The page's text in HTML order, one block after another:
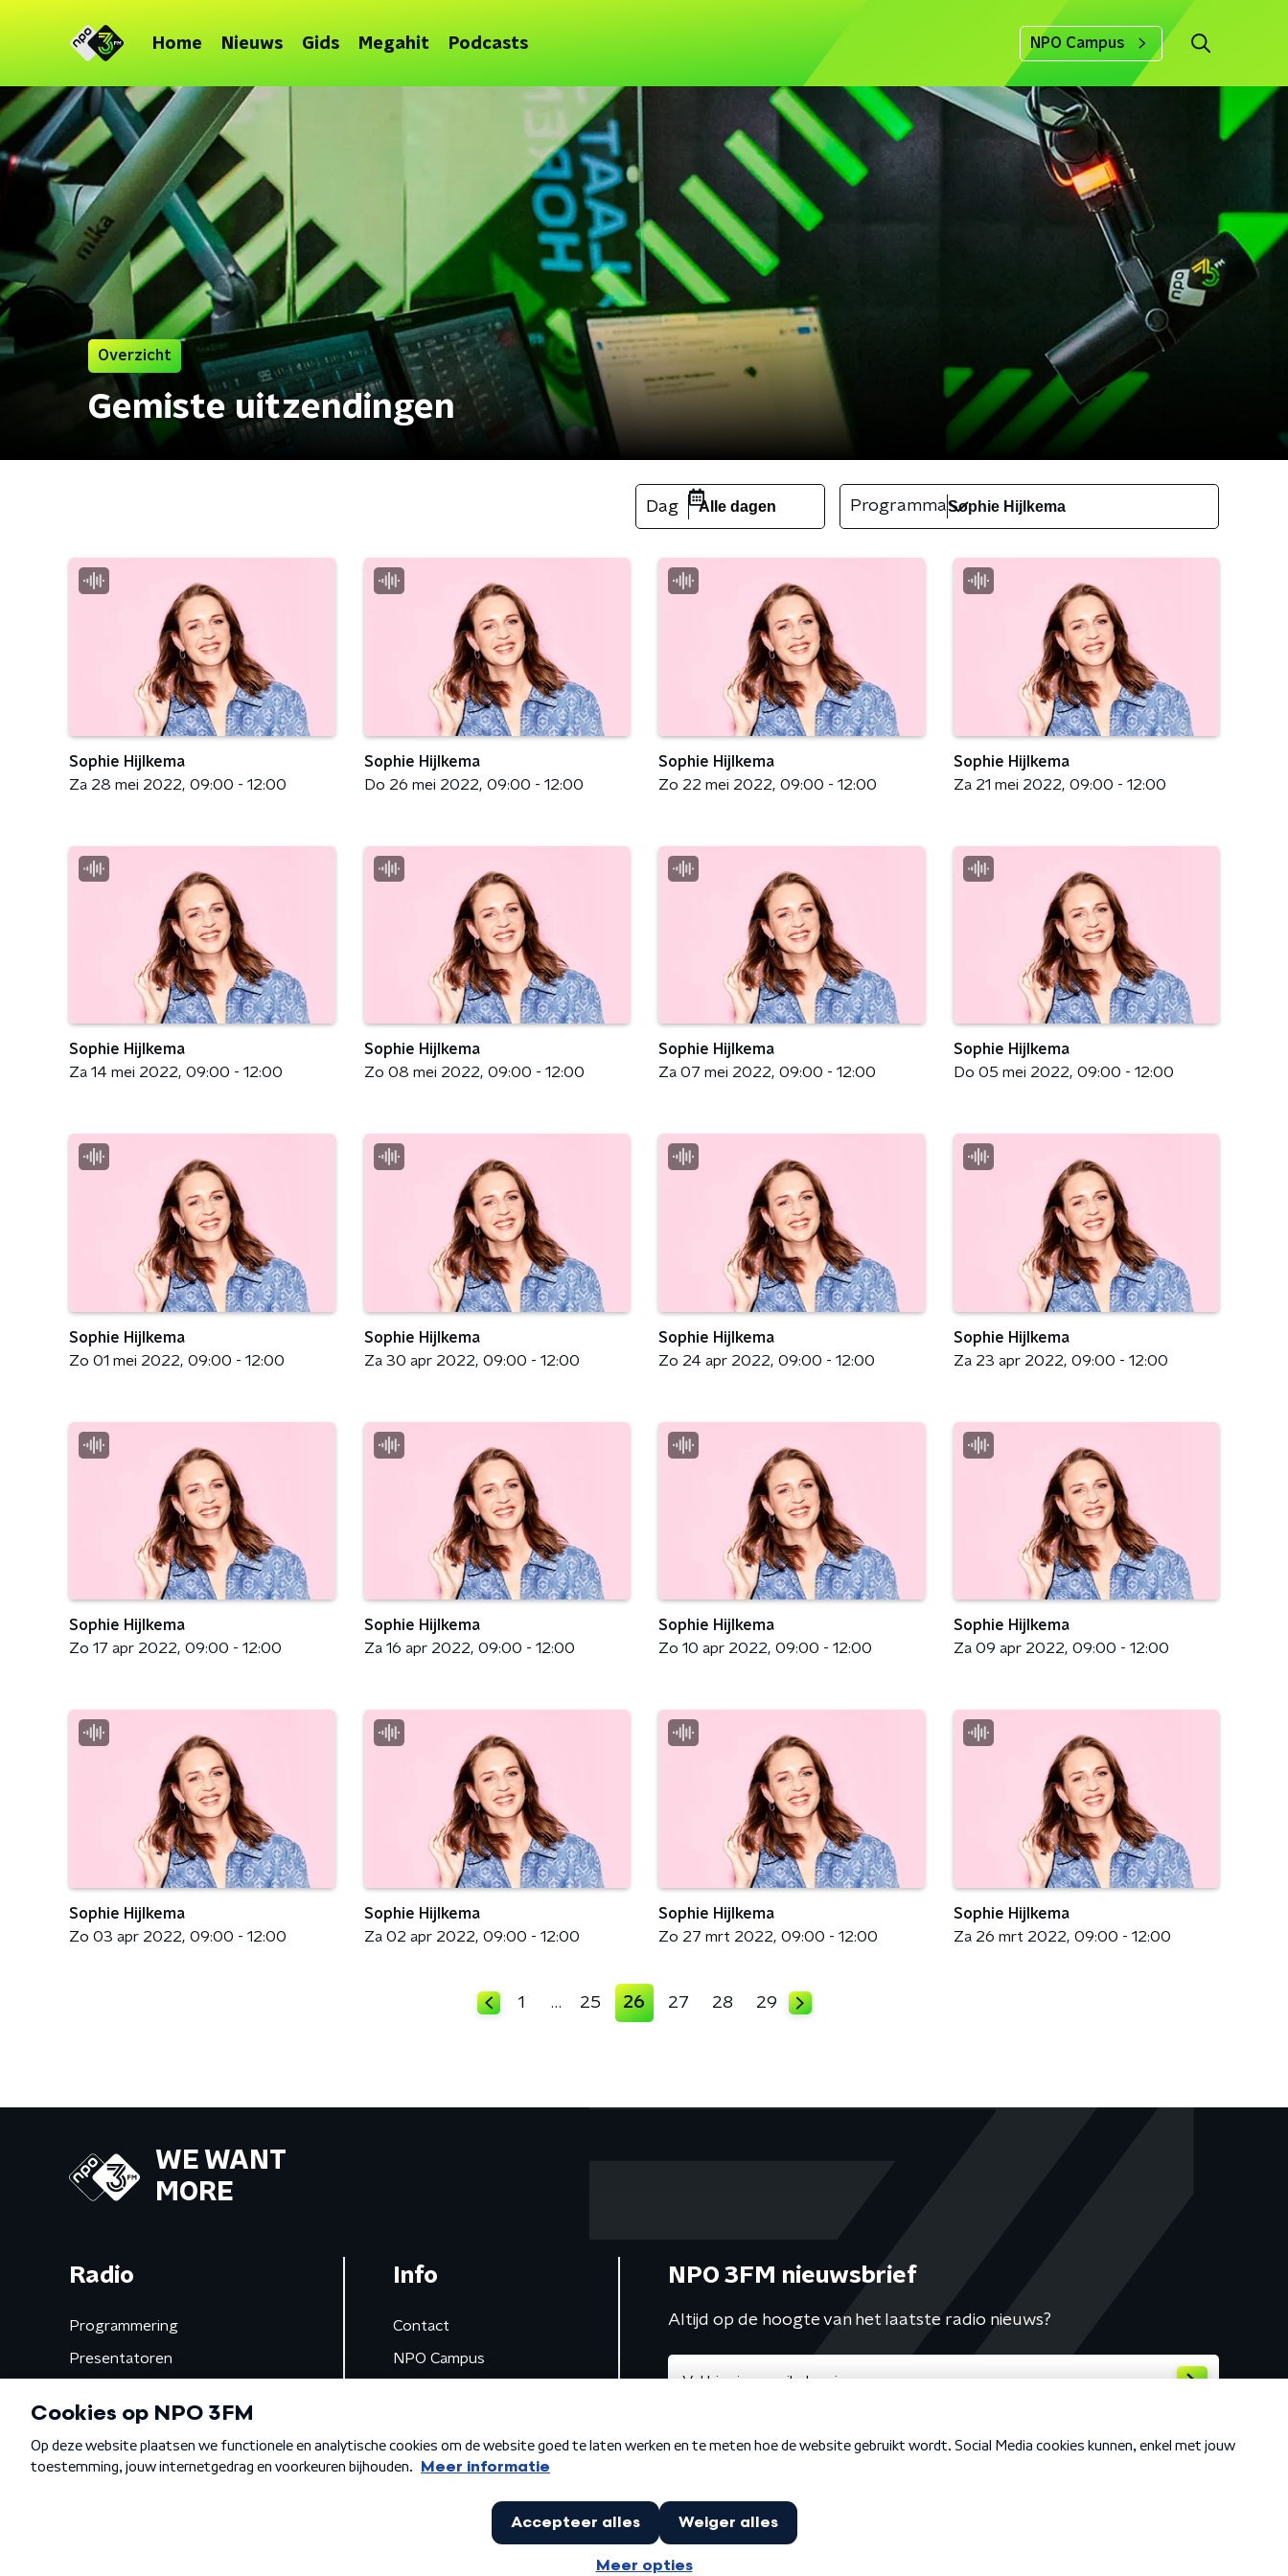
Home Nieuws Gids Megahit Podcasts NPO Campus
Overzicht
Gemiste uitzendingen
Dag Alle dagen Programma
Sophie Hijlkema
Za 28 mei 2022 09:00 - 12:00
Sophie Hijlkema
Do 26 mei 2022 09:00 - 12:00
Sophie Hijlkema
Zo 22 mei 2022 09:00 - 12:00
Sophie Hijlkema
Za 21 mei 2022 09:00 - 12:00
Sophie Hijlkema
Za 14 mei 2022 09:00 - 12:00
Sophie Hijlkema
Zo 08 mei 2022 09:00 - 12:00
Sophie Hijlkema
Za 07 mei 2022 09:00 - 12:00
Sophie Hijlkema
Do 05 mei 2022 09:00 - 12:00
Sophie Hijlkema
Zo 01 mei 2022 09:00 - 12:00
Sophie Hijlkema
Za 30 apr 2022 09:00 - 12:00
Sophie Hijlkema
Zo 24 apr 2022 09:00 - 12:00
Sophie Hijlkema
Za 23 apr 2022 09:00 - 12:00
Sophie Hijlkema
Zo 17 apr 2022 09:00 - 12:00
Sophie Hijlkema
Za 16 apr 2022 09:00 - 12:00
Sophie Hijlkema
Zo 10 apr 2022 09:00 - 12:00
Sophie Hijlkema
Za 09 apr 2022 09:00 - 12:00
Sophie Hijlkema
Zo 03 apr 2022 09:00 - 12:00
Sophie Hijlkema
Za 02 apr 2022 09:00 - 12:00
Sophie Hijlkema
Zo 27 mrt 2022 09:00 - 12:00
Sophie Hijlkema
Za 26 mrt 2022 09:00 - 12:00
1 … 25 26 27 28 29
WE WANT
MORE
Radio
Programmering
Presentatoren
Gemist
Info
Contact
NPO Campus
NPO 3FM nieuwsbrief
Altijd op de hoogte van het laatste radio nieuws?
Algemene voorwaarden Privacybeleid